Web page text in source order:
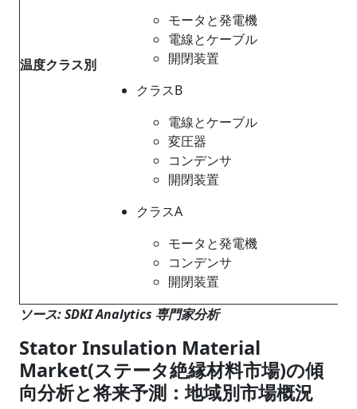
温度クラス別
モータと発電機
電線とケーブル
開閉装置
クラスB
電線とケーブル
変圧器
コンデンサ
開閉装置
クラスA
モータと発電機
コンデンサ
開閉装置
ソース: SDKI Analytics 専門家分析
Stator Insulation Material
Market(ステータ絶縁材料市場)の傾
向分析と将来予測：地域別市場概況